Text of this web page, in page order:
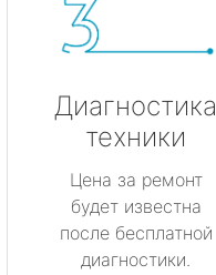
Диагностика
техники
Цена за ремонт
будет известна
после бесплатной
диагностики.